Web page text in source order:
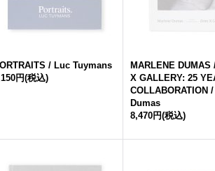
/ Luc Tuymans
円(税込)
MARLENE DUMAS
X GALLERY: 25
COLLABORATION
Dumas
8,470円(税込)